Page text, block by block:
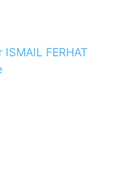
FERHAT